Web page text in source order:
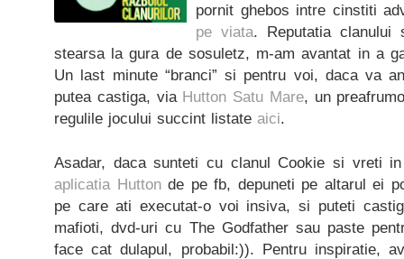
pornit ghebos intre cinstiti
pe viata. Reputatia clanului
stearsa la gura de sosuletz, m-am avantat in a
Un last minute “branci” si pentru voi, daca va
putea castiga, via Hutton Satu Mare, un
regulile jocului succint listate aici.
Asadar, daca sunteti cu clanul Cookie si vreti
aplicatia Huttonde pe fb, depuneti pe altarul ei
pe care ati executat-o voi insiva, si puteti
mafioti, dvd-uri cu The Godfather sau paste
face cat dulapul, probabil:)). Pentru inspiratie,